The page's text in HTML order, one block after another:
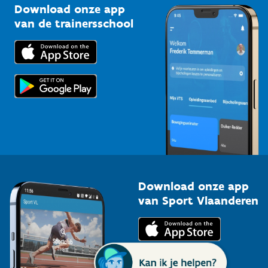
Bedrijven
Trainers en begeleiders
Topsporters
Kennisplatform
Downloads
Voor de pers
Download onze app
van de trainersschool
Download onze app
van Sport Vlaanderen